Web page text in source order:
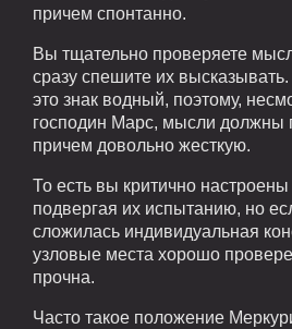
причем спонтанно.
Вы тщательно проверяете
сразу спешите их
это знак водный, поэтому,
господин Марс, мысли должны
причем довольно жесткую.
То есть вы критично
подвергая их испытанию, но
сложилась индивидуальная
узловые места хорошо
прочна.
Часто такое положение